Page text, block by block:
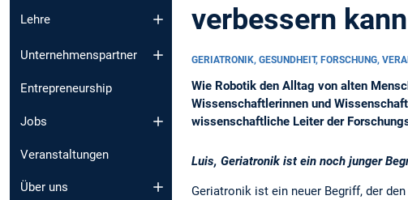
Lehre
Unternehmenspartner
Entrepreneurship
Jobs
Veranstaltungen
Über uns
verbessern kann
GERIATRONIK, GESUNDHEIT, FORSCHUNG,
Wie Robotik den Alltag von alten
Wissenschaftlerinnen und
wissenschaftliche Leiter der
Luis, Geriatronik ist ein noch junger
Geriatronik ist ein neuer Begriff, der